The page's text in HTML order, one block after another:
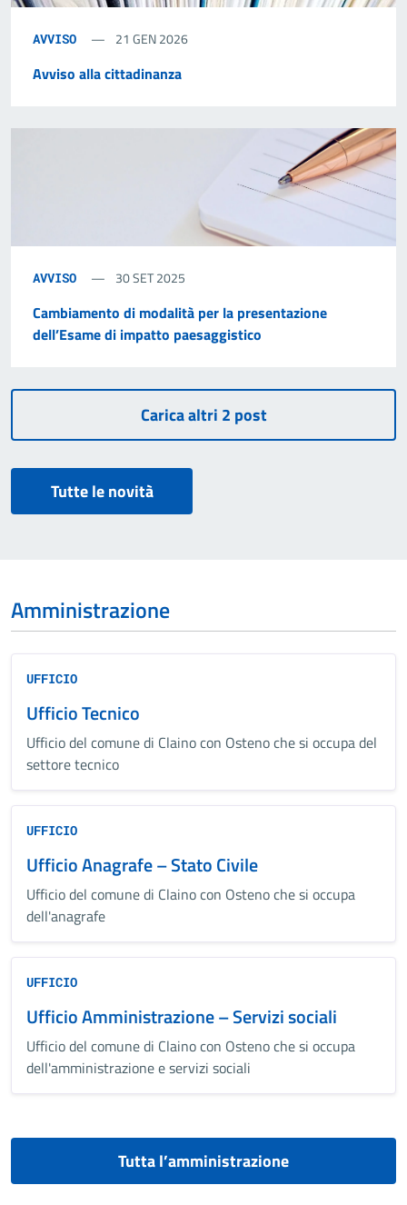
AVVISO 21 GEN 2026
Avviso alla cittadinanza
AVVISO 30 SET 2025
Cambiamento di modalità per la presentazione
dell’Esame di impatto paesaggistico
Tutte le novità
Amministrazione
UFFICIO
Ufficio Tecnico
Ufficio del comune di Claino con Osteno che si occupa del
settore tecnico
UFFICIO
Ufficio Anagrafe – Stato Civile
Ufficio del comune di Claino con Osteno che si occupa
dell'anagrafe
UFFICIO
Ufficio Amministrazione – Servizi sociali
Ufficio del comune di Claino con Osteno che si occupa
dell'amministrazione e servizi sociali
Tutta l’amministrazione